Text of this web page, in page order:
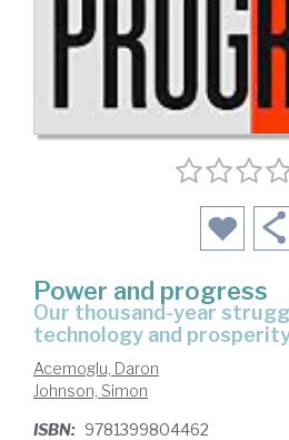
Power and progress
our thousand-year struggle over
technology and
Acemoglu, Daron
Johnson, Simon
ISBN: 9781399804462